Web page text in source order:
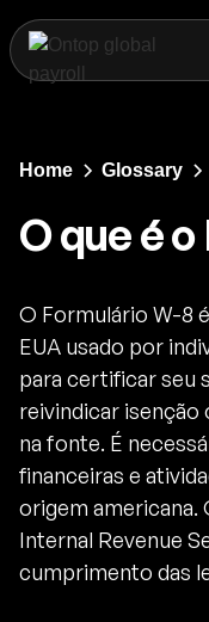
Home Glossary
O que é
O Formulário W-8
EUA usado por
para certificar seu
reivindicar
na fonte. É
financeiras e
origem
Internal Revenue
cumprimento das